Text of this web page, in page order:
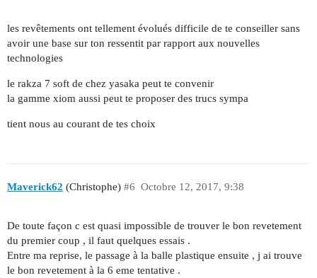
les revêtements ont tellement évolués difficile de te conseiller sans
avoir une base sur ton ressentit par rapport aux nouvelles
technologies
le rakza 7 soft de chez yasaka peut te convenir
la gamme xiom aussi peut te proposer des trucs sympa
tient nous au courant de tes choix
Maverick62 (Christophe) Octobre 12, 2017, 9:38
#6
De toute façon c est quasi impossible de trouver le bon revetement
du premier coup , il faut quelques essais .
Entre ma reprise, le passage à la balle plastique ensuite , j ai trouve
le bon revetement à la 6 eme tentative .